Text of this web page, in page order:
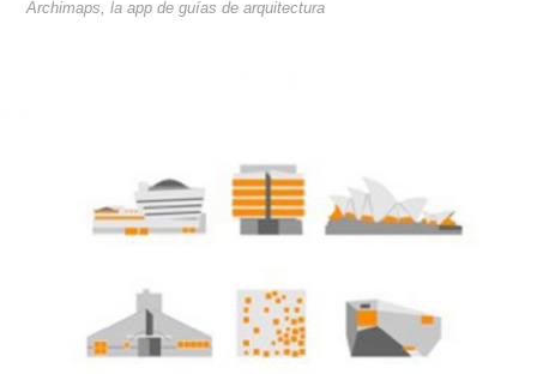
Archimaps, la app de guías de arquitectura